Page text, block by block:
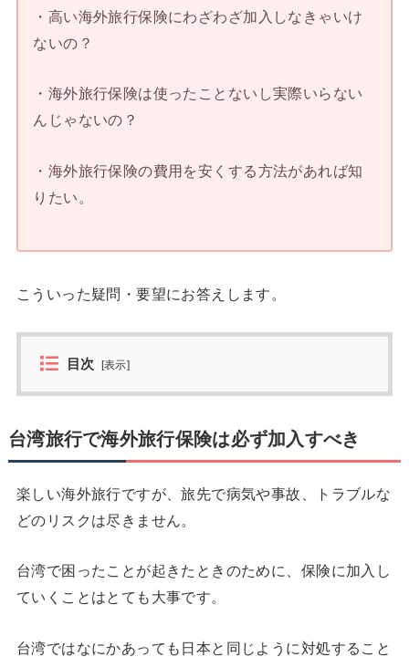
・高い海外旅行保険にわざわざ加入しなきゃいけ
ないの？
・海外旅行保険は使ったことないし実際いらない
んじゃないの？
・海外旅行保険の費用を安くする方法があれば知
りたい。
こういった疑問・要望にお答えします。
目次 [表示]
台湾旅行で海外旅行保険は必ず加入すべき
楽しい海外旅行ですが、旅先で病気や事故、トラブルな
どのリスクは尽きません。
台湾で困ったことが起きたときのために、保険に加入し
ていくことはとても大事です。
台湾ではなにかあっても日本と同じように対処すること